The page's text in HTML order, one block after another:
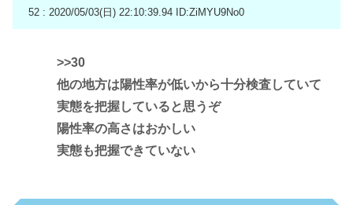
52 : 2020/05/03(日) 22:10:39.94 ID:ZiMYU9No0
>>30
他の地方は陽性率が低いから十分検査していて
実態を把握していると思うぞ
陽性率の高さはおかしい
実態も把握できていない